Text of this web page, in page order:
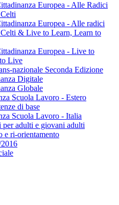
Europea - Alle Radici
Europea - Alle radici
& Live to Learn, Learn to
Europea - Live to
Live
nazionale Seconda Edizione
Digitale
Globale
Scuola Lavoro - Estero
di base
Scuola Lavoro - Italia
per adulti e giovani adulti
e ri-orientamento